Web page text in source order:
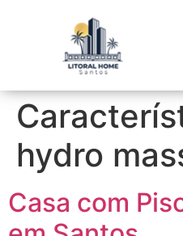
hydro
Casa com